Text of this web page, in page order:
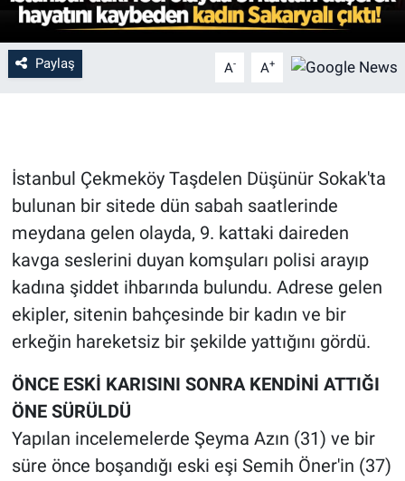
Paylaş A- A+
İstanbul Çekmeköy Taşdelen Düşünür Sokak'ta
bulunan bir sitede dün sabah saatlerinde
meydana gelen olayda, 9. kattaki daireden
kavga seslerini duyan komşuları polisi arayıp
kadına şiddet ihbarında bulundu. Adrese gelen
ekipler, sitenin bahçesinde bir kadın ve bir
erkeğin hareketsiz bir şekilde yattığını gördü.
ÖNCE ESKİ KARISINI SONRA KENDİNİ ATTIĞI
ÖNE SÜRÜLDÜ
Yapılan incelemelerde Şeyma Azın (31) ve bir
süre önce boşandığı eski eşi Semih Öner'in (37)